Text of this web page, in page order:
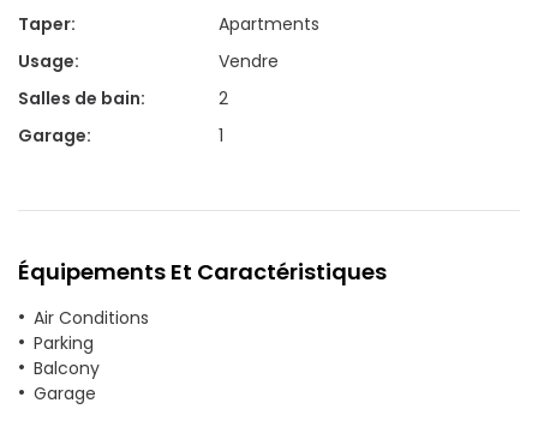
Taper:
Apartments
Usage:
Vendre
Salles de bain:
2
Garage: 1
Équipements Et Caractéristiques
Air Conditions
Parking
Balcony
Garage